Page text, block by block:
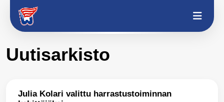
Uutisarkisto
Julia Kolari valittu harrastustoiminnan